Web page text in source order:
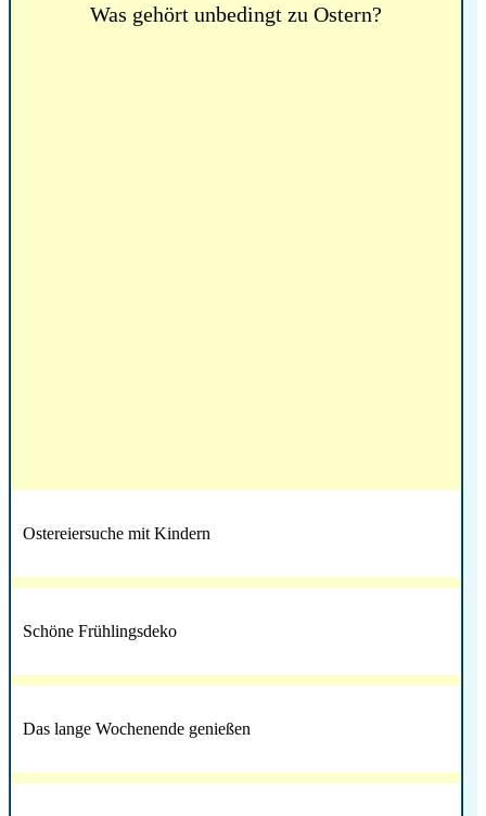
Was gehört unbedingt zu Ostern?
Ostereiersuche mit Kindern
Schöne Frühlingsdeko
Das lange Wochenende genießen